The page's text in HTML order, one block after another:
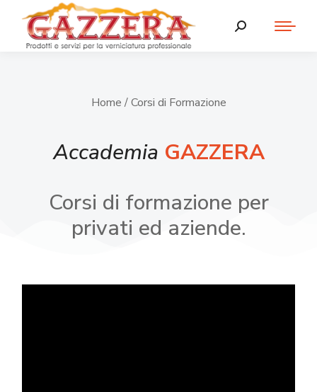
Home / Corsi di Formazione
Accademia GAZZERA
Corsi di formazione per
privati ed aziende.